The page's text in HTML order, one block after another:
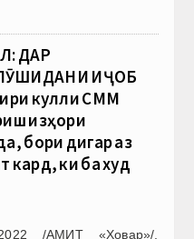
ДАР
ҲИҶОБ
кулли СММ
изҳори
бори дигар аз
кард, ки ба худ
/АМИТ «Ховар»/.